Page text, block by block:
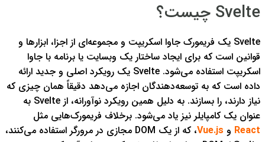
Svelte چیست؟
Svelte یک فریمورک جاوا اسکریپت و مجموعه‌ای از اجزا، ابزارها و
قوانین است که برای ایجاد ساختار یک وبسایت یا برنامه با جاوا
اسکریپت استفاده می‌شود. Svelte یک رویکرد اصلی و جدید ارائه
داده است که به توسعه‌دهندگان اجازه می‌دهد دقیقاً همان چیزی که
نیاز دارند، را بسازند. به دلیل همین رویکرد نوآورانه، از Svelte به
عنوان یک کامپایلر نیز یاد می‌شود. برخلاف فریمورک‌هایی مثل
React و Vue.js
، که از یک DOM مجازی در مرورگر استفاده می‌کنند،